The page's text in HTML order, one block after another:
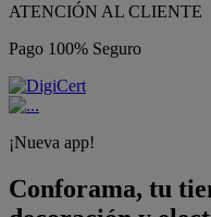
ATENCIÓN AL CLIENTE
Pago 100% Seguro
¡Nueva app!
Conforama, tu